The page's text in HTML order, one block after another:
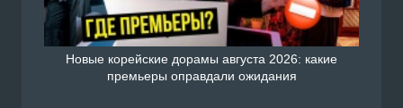
Новые корейские дорамы августа 2026: какие
премьеры оправдали ожидания